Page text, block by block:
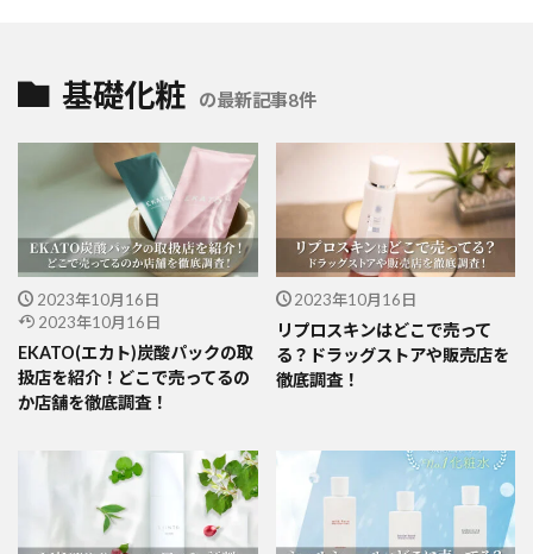
基礎化粧 の最新記事8件
2023年10月16日
2023年10月16日
EKATO(エカト)炭酸パックの取
扱店を紹介！どこで売ってるの
か店舗を徹底調査！
2023年10月16日
リプロスキンはどこで売って
る？ドラッグストアや販売店を
徹底調査！